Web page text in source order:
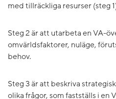
med tillräckliga resurser (steg
Steg 2 är att utarbeta en VA-
omvärldsfaktorer, nuläge,
behov.
Steg 3 är att beskriva
olika frågor, som fastställs i en